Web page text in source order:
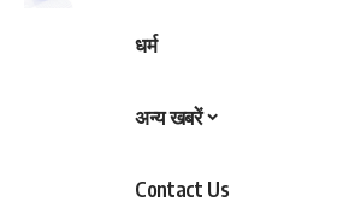
धर्म
अन्य खबरें
Contact Us